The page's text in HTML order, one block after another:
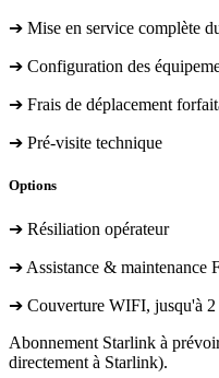
➔ Mise en service complète
➔ Configuration des
➔ Frais de déplacement
➔ Pré-visite technique
Options
➔ Résiliation opérateur
➔ Assistance & maintenance
➔ Couverture WIFI, jusqu'à 2
Abonnement Starlink à
directement à Starlink).